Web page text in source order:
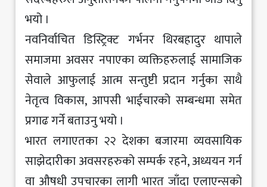
भयो ।
नवनिर्वाचित डिस्ट्रिक्ट गर्भनर थिरबहादुर थापाले
समाजमा अवसर नपाएका व्यक्तिहरुलाई सामाजिक
सेवाले आफुलाई आत्म सन्तुष्टी प्रदान गर्नुका साथै
नेतृत्व विकास, आपसी भाईचारको सम्बन्धमा समेत
प्रगाढ गर्ने बताउनु भयो ।
भारत लगाएतका २२ देशका बजारमा व्यवसायिक
साझेदारीका अवसरहरुको सम्पर्क रहने, अध्ययन गर्न
वा औषधी उपचारका लागी भारत जाँदा एलाएन्सको